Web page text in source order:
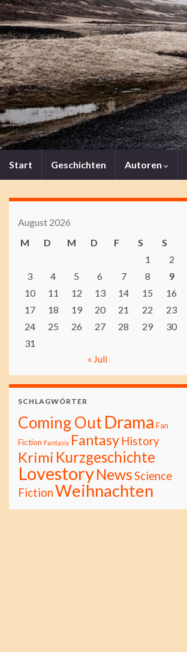
Start Geschichten Autoren
August 2026
M
D M D F S
S
1
2
3
4 5 6 7 8
9
10
11 12 13 14 15
16
17
18 19 20 21 22
23
24
25 26 27 28 29
30
31
« Juli
SCHLAGWÖRTER
Coming OutDrama Fan
Fiction Fantasiy Fantasy History
Krimi Kurzgeschichte
LovestoryNewsScience
FictionWeihnachten